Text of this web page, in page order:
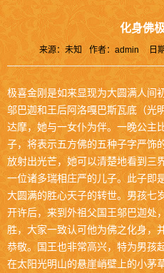
化身佛
来源： 未知 作者： admin 日
极喜金刚是如来显现为大圆满人间
邬巴迦和王后阿洛嘎巴斯瓦底（光
达摩，她与一女仆为伴。一晚公主
子，将表示五方佛的五种子字严饰
放射出光芒，她可以清楚地看到三
一位诸多瑞相庄严的儿子。此子即
大圆满的胜心天子的转世。男孩七
开许后，来到外祖父国王邬巴迦处
胜，大家一致认可他为佛之化身，
恭敬。国王也非常高兴，特为男孩
在太阳光明山的悬崖峭壁上的小茅